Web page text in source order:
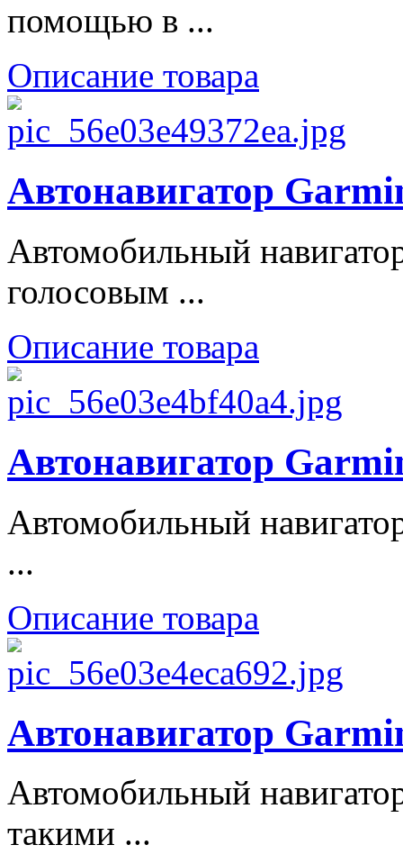
помощью в ...
Описание товара
Автонавигатор
Автомобильный
голосовым ...
Описание товара
Автонавигатор
Автомобильный
...
Описание товара
Автонавигатор
Автомобильный
такими ...